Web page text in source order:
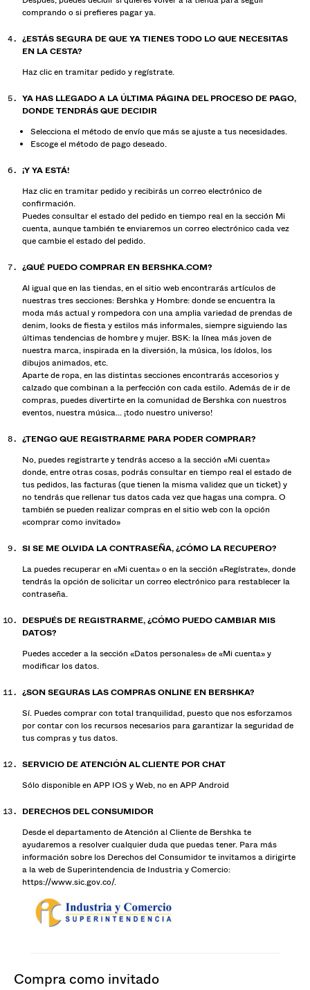
comprando o si prefieres pagar ya.
¿ESTÁS SEGURA DE QUE YA TIENES TODO LO QUE NECESITAS
EN LA CESTA?
Haz clic en tramitar pedido y regístrate.
YA HAS LLEGADO A LA ÚLTIMA PÁGINA DEL PROCESO DE PAGO,
DONDE TENDRÁS QUE DECIDIR
Selecciona el método de envío que más se ajuste a tus necesidades.
Escoge el método de pago deseado.
¡Y YA ESTÁ!
Haz clic en tramitar pedido y recibirás un correo electrónico de
confirmación.
Puedes consultar el estado del pedido en tiempo real en la sección Mi
cuenta, aunque también te enviaremos un correo electrónico cada vez
que cambie el estado del pedido.
¿QUÉ PUEDO COMPRAR EN BERSHKA.COM?
Al igual que en las tiendas, en el sitio web encontrarás artículos de
nuestras tres secciones: Bershka y Hombre: donde se encuentra la
moda más actual y rompedora con una amplia variedad de prendas de
denim, looks de fiesta y estilos más informales, siempre siguiendo las
últimas tendencias de hombre y mujer. BSK: la línea más joven de
nuestra marca, inspirada en la diversión, la música, los ídolos, los
dibujos animados, etc.
Aparte de ropa, en las distintas secciones encontrarás accesorios y
calzado que combinan a la perfección con cada estilo. Además de ir de
compras, puedes divertirte en la comunidad de Bershka con nuestros
eventos, nuestra música... ¡todo nuestro universo!
¿TENGO QUE REGISTRARME PARA PODER COMPRAR?
No, puedes registrarte y tendrás acceso a la sección «Mi cuenta»
donde, entre otras cosas, podrás consultar en tiempo real el estado de
tus pedidos, las facturas (que tienen la misma validez que un ticket) y
no tendrás que rellenar tus datos cada vez que hagas una compra. O
también se pueden realizar compras en el sitio web con la opción
«comprar como invitado»
SI SE ME OLVIDA LA CONTRASEÑA, ¿CÓMO LA RECUPERO?
La puedes recuperar en «Mi cuenta» o en la sección «Regístrate», donde
tendrás la opción de solicitar un correo electrónico para restablecer la
contraseña.
DESPUÉS DE REGISTRARME, ¿CÓMO PUEDO CAMBIAR MIS
DATOS?
Puedes acceder a la sección «Datos personales» de «Mi cuenta» y
modificar los datos.
¿SON SEGURAS LAS COMPRAS ONLINE EN BERSHKA?
Sí. Puedes comprar con total tranquilidad, puesto que nos esforzamos
por contar con los recursos necesarios para garantizar la seguridad de
tus compras y tus datos.
SERVICIO DE ATENCIÓN AL CLIENTE POR CHAT
Sólo disponible en APP IOS y Web, no en APP Android
DERECHOS DEL CONSUMIDOR
Desde el departamento de Atención al Cliente de Bershka te
ayudaremos a resolver cualquier duda que puedas tener. Para más
información sobre los Derechos del Consumidor te invitamos a dirigirte
a la web de Superintendencia de Industria y Comercio:
https://www.sic.gov.co/.
compra como invitado